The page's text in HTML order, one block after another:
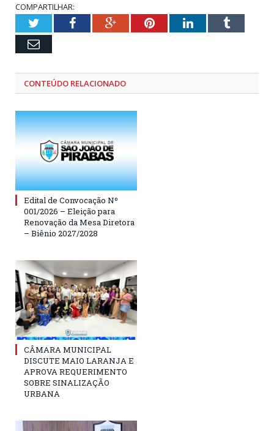
COMPARTILHAR:
TwitterFacebookGoogle+PinterestLinkedInTumblr
Email
CONTEÚDO RELACIONADO
Edital de Convocação Nº
001/2026 – Eleição para
Renovação da Mesa Diretora
– Biênio 2027/2028
CÂMARA MUNICIPAL
DISCUTE MAIO LARANJA E
APROVA REQUERIMENTO
SOBRE SINALIZAÇÃO
URBANA